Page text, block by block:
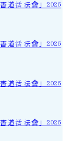
道活法會」2026
道活法會」2026
道活法會」2026
道活法會」2026